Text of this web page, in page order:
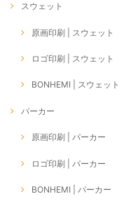
スウェット
原画印刷 | スウェット
ロゴ印刷 | スウェット
BONHEMI | スウェット
パーカー
原画印刷 | パーカー
ロゴ印刷 | パーカー
BONHEMI | パーカー